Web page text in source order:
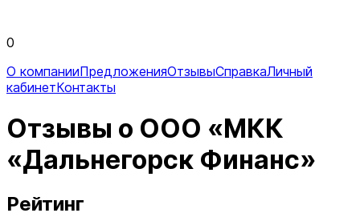
0
О компанииПредложенияОтзывыСправкаЛичный
кабинетКонтакты
Отзывы о ООО «МКК
«Дальнегорск Финанс»
Рейтинг